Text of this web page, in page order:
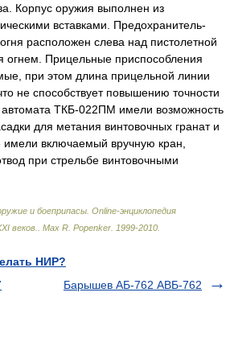
Корпус оружия выполнен из
вставками. Предохранитель-
расположен слева над пистолетной
огнем. Прицельные приспособления
при этом длина прицельной линии
не способствует повышению точности
ТКБ-022ПМ имели возможность
для метания винтовочных гранат и
имели включаемый вручную кран,
при стрельбе винтовочными
и боеприпасы. Online-энциклопедия
веков.
Max R. Popenker 1999-2010
НИР?
Барышев АБ-762 АВБ-762